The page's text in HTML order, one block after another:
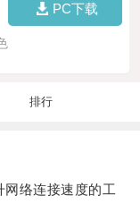
PC下载
排行
络连接速度的工